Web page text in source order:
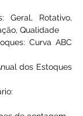
Geral, Rotativo,
Qualidade
Curva ABC
dos Estoques